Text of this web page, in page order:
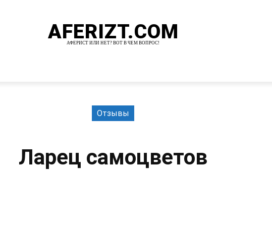
AFERIZT.COM
АФЕРИСТ ИЛИ НЕТ? ВОТ В ЧЕМ ВОПРОС!
Отзывы
Ларец самоцветов